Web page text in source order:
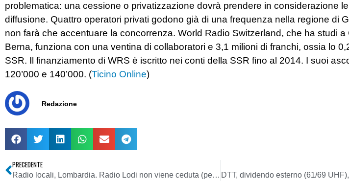
problematica: una cessione o privatizzazione dovrà prendere in considerazione
diffusione. Quattro operatori privati godono già di una frequenza nella regione di
non farà che accentuare la concorrenza. World Radio Switzerland, che ha studi a
Berna, funziona con una ventina di collaboratori e 3,1 milioni di franchi, ossia lo
SSR. Il finanziamento di WRS è iscritto nei conti della SSR fino al 2014. I suoi
120’000 e 140’000. (Ticino Online)
Redazione
PRECEDENTE
Radio locali, Lombardia. Radio Lodi non viene ceduta (per ora). Merito dei suoi ascoltatori e sostenitori